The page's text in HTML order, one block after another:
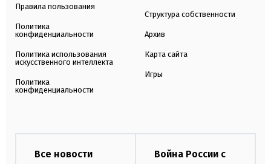
Правила пользования
Политика
конфиденциальности
Политика использования
искусственного интеллекта
Политика
конфиденциальности
Структура собственности
Архив
Карта сайта
Игры
Все новости
Война России с